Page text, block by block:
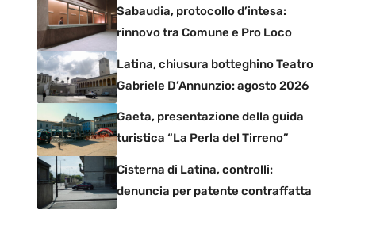
Sabaudia, protocollo d’intesa:
rinnovo tra Comune e Pro Loco
Latina, chiusura botteghino Teatro
Gabriele D’Annunzio: agosto 2026
Gaeta, presentazione della guida
turistica “La Perla del Tirreno”
Cisterna di Latina, controlli:
denuncia per patente contraffatta